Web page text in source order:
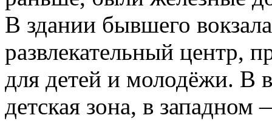
В здании бывшего
развлекательный центр,
для детей и молодёжи. В
детская зона, в